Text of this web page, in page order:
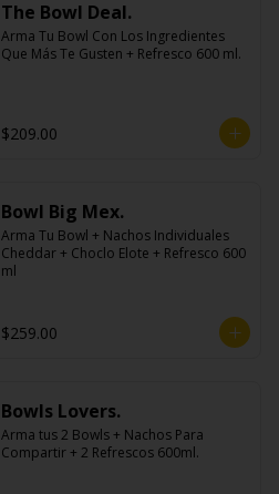
The Bowl Deal.
Arma Tu Bowl Con Los Ingredientes
Que Más Te Gusten + Refresco 600 ml.
$209.00
Bowl Big Mex.
Arma Tu Bowl + Nachos Individuales
Cheddar + Choclo Elote + Refresco 600
ml
$259.00
Bowls Lovers.
Arma tus 2 Bowls + Nachos Para
Compartir + 2 Refrescos 600ml.